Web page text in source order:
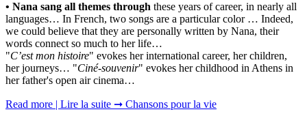
• Nana sang all themes through these years of career, in nearly all
languages… In French, two songs are a particular color … Indeed,
we could believe that they are personally written by Nana, their
words connect so much to her life…
"C’est mon histoire" evokes her international career, her children,
her journeys… "Ciné-souvenir" evokes her childhood in Athens in
her father's open air cinema…
Read more | Lire la suite ➞ Chansons pour la vie